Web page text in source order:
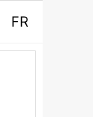
FR